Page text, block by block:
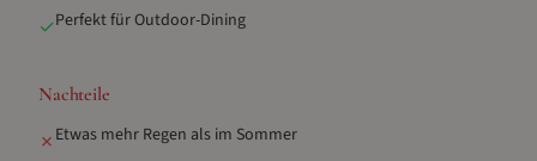
✓Perfekt für Outdoor-Dining
Nachteile
✗ Etwas mehr Regen als im Sommer